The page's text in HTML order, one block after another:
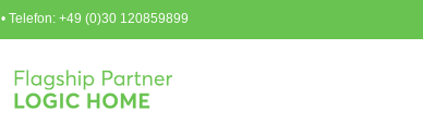
• Telefon: +49 (0)30 120859899